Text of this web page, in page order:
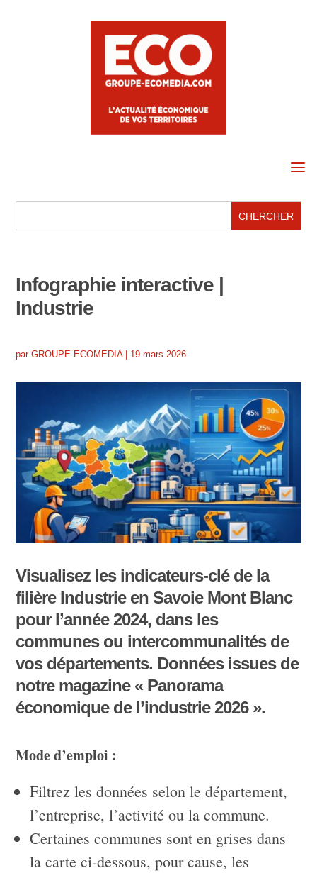
a
Infographie interactive |
Industrie
parGROUPE ECOMEDIA| 19 mars 2026
Visualisez les indicateurs-clé de la
filière Industrie en Savoie Mont Blanc
pour l’année 2024, dans les
communes ou intercommunalités de
vos départements. Données issues de
notre magazine « Panorama
économique de l’industrie 2026 ».
Mode d’emploi :
Filtrez les données selon le département,
l’entreprise, l’activité ou la commune.
Certaines communes sont en grises dans
la carte ci-dessous, pour cause, les